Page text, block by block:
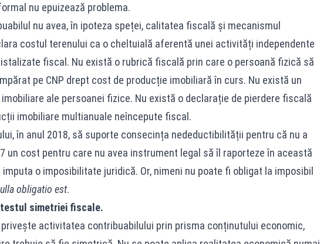
nu epuizează problema.
nu avea, în ipoteza speței, calitatea fiscală și mecanismul
costul terenului ca o cheltuială aferentă unei activități independente
fiscal. Nu există o rubrică fiscală prin care o persoană fizică să
pe CNP drept cost de producție imobiliară în curs. Nu există un
ale persoanei fizice. Nu există o declarație de pierdere fiscală
imobiliare multianuale neîncepute fiscal.
în anul 2018, să suporte consecința nedeductibilității pentru că nu a
un cost pentru care nu avea instrument legal să îl raporteze în această
o imposibilitate juridică. Or, nimeni nu poate fi obligat la imposibil
obligatio est.
simetriei fiscale.
activitatea contribuabilului prin prisma conținutului economic,